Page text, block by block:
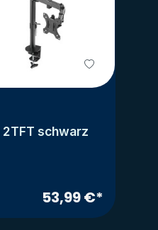
schwarz
53,99 €*